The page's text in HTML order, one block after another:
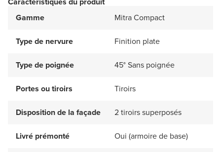
Gamme
Mitra Compact
Type de nervure Finition plate
Type de poignée 45° Sans poignée
Portes ou tiroirs Tiroirs
Disposition de la façade 2 tiroirs superposés
Livré prémonté Oui (armoire de base)